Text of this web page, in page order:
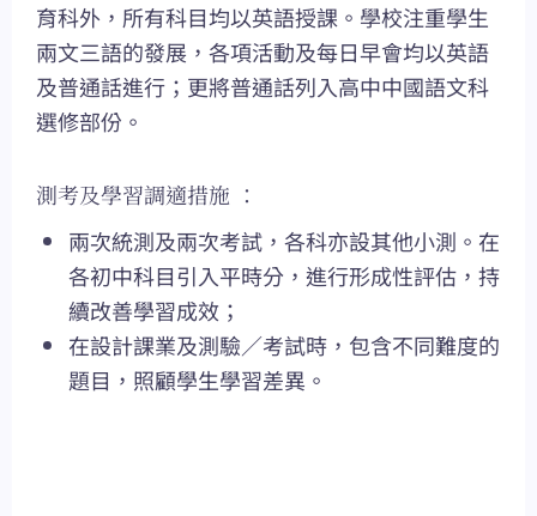
育科外，所有科目均以英語授課。學校注重學生
兩文三語的發展，各項活動及每日早會均以英語
及普通話進行；更將普通話列入高中中國語文科
選修部份。
測考及學習調適措施 ：
兩次統測及兩次考試，各科亦設其他小測。在
各初中科目引入平時分，進行形成性評估，持
續改善學習成效；
在設計課業及測驗／考試時，包含不同難度的
題目，照顧學生學習差異。